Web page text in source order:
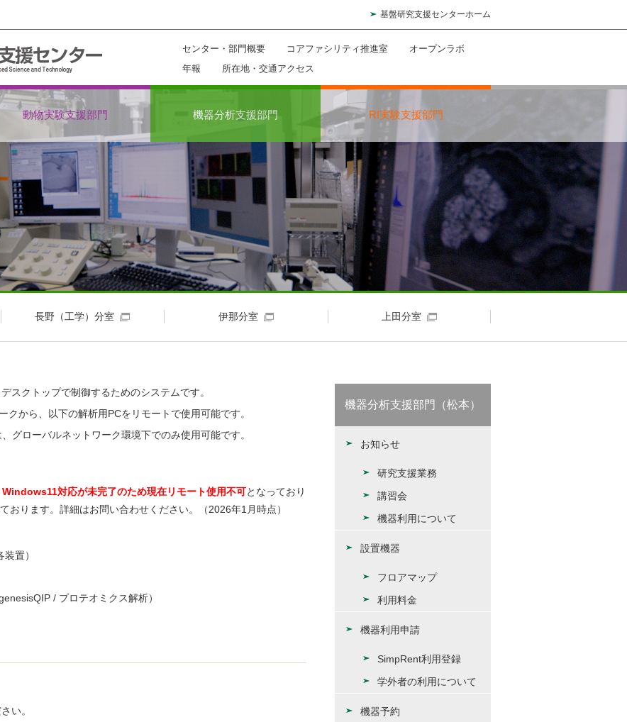
基盤研究支援センターホーム
センター・部門概要 コアファシリティ推進室
オープンラボ
年報
所在地・交通アクセス
動物実験支援部門 機器分析支援部門 RI実験支援部門
長野（工学）分室 伊那分室 上田分室
スクトップで制御するためのシステムです。
から、以下の解析用PCをリモートで使用可能です。
グローバルネットワーク環境下でのみ使用可能です。
Windows11対応が未完了のため現在リモート使用不可となっており
ております。詳細はお問い合わせください。（2026年1月時点）
置）
/ プロテオミクス解析）
い。
機器分析支援部門（松本）
お知らせ
研究支援業務
講習会
機器利用について
設置機器
フロアマップ
利用料金
機器利用申請
SimpRent利用登録
学外者の利用について
機器予約